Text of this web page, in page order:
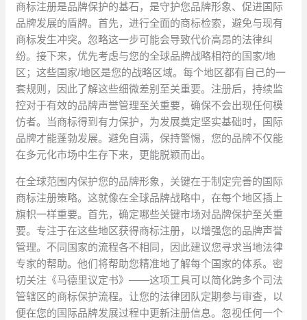
商标注册是品牌保护的基石，是守护您品牌形象、促进国际
品牌发展的盾牌。首先，进行全面的商标检索，避免与现有
商标发生冲突。忽略这一步可能会导致代价高昂的法律纠
纷。接下来，优先考虑与您的全球品牌战略相符的国家/地
区；这些国家/地区是您的战略区域。每个地区都有自己的一
套规则，因此了解这些细微差别至关重要。注册后，持续监
控对于有效的品牌声誉管理至关重要，确保不会出现任何模
仿者。当商标得到有力保护，为发展奠定坚实基础时，国际
品牌才能蓬勃发展。避免自满，保持警惕，您的品牌不仅能
在多元化市场中生存下来，更能脱颖而出。
在全球范围内保护您的品牌形象，关键在于制定完善的国际
商标注册策略。这就像在全球品牌战略中，在每个地区插上
旗帜一样重要。首先，确定哪些关键市场对品牌保护至关重
要。专注于在这些地区获得商标注册，以增强您的品牌声誉
管理。不同国家的流程各不相同，因此建议您寻求当地法律
专家的帮助。他们将帮助您精准地了解每个国家的体系。密
切关注《马德里议定书》——这项工具可以简化跨多个司法
管辖区的商标保护流程。让您的法律团队定期参与审查，以
便在您的国际品牌发展过程中更新注册信息。忽视任何一个